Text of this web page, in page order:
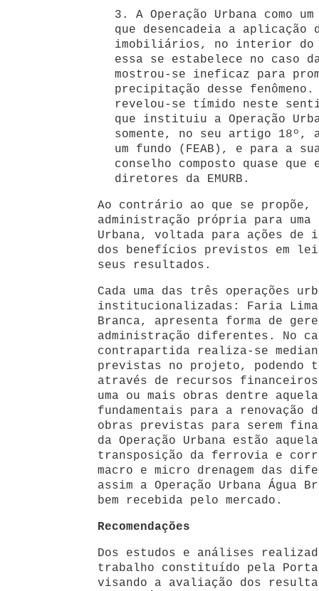
3. A Operação Urbana como
que desencadeia a aplicação
imobiliários, no interior do
essa se estabelece no caso
mostrou-se ineficaz para
precipitação desse
revelou-se tímido neste
que instituiu a Operação
somente, no seu artigo 18º,
um fundo (FEAB), e para a
conselho composto quase que
diretores da EMURB.
Ao contrário ao que se
administração própria para uma
Urbana, voltada para ações
dos benefícios previstos em lei
seus resultados.
Cada uma das três operações
institucionalizadas: Faria
Branca, apresenta forma de
administração diferentes. No
contrapartida realiza-se
previstas no projeto, podendo
através de recursos financeiros
uma ou mais obras dentre
fundamentais para a renovação
obras previstas para serem
da Operação Urbana estão
transposição da ferrovia e
macro e micro drenagem das
assim a Operação Urbana Água
bem recebida pelo mercado.
Recomendações
Dos estudos e análises
trabalho constituído pela
visando a avaliação dos